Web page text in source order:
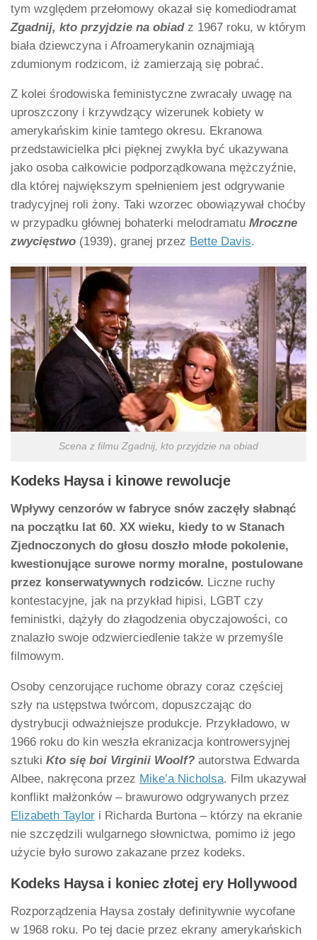
tym względem przełomowy okazał się komediodramat
Zgadnij, kto przyjdzie na obiadz 1967 roku, w którym
biała dziewczyna i Afroamerykanin oznajmiają
zdumionym rodzicom, iż zamierzają się pobrać.
Z kolei środowiska feministyczne zwracały uwagę na
uproszczony i krzywdzący wizerunek kobiety w
amerykańskim kinie tamtego okresu. Ekranowa
przedstawicielka płci pięknej zwykła być ukazywana
jako osoba całkowicie podporządkowana mężczyźnie,
dla której największym spełnieniem jest odgrywanie
tradycyjnej roli żony. Taki wzorzec obowiązywał choćby
w przypadku głównej bohaterki melodramatu Mroczne
zwycięstwo (1939), granej przez Bette Davis.
Scena z filmu Zgadnij, kto przyjdzie na obiad
Kodeks Haysa i kinowe rewolucje
Wpływy cenzorów w fabryce snów zaczęły słabnąć
na początku lat 60. XX wieku, kiedy to w Stanach
Zjednoczonych do głosu doszło młode pokolenie,
kwestionujące surowe normy moralne, postulowane
przez konserwatywnych rodziców. Liczne ruchy
kontestacyjne, jak na przykład hipisi, LGBT czy
feministki, dążyły do złagodzenia obyczajowości, co
znalazło swoje odzwierciedlenie także w przemyśle
filmowym.
Osoby cenzorujące ruchome obrazy coraz częściej
szły na ustępstwa twórcom, dopuszczając do
dystrybucji odważniejsze produkcje. Przykładowo, w
1966 roku do kin weszła ekranizacja kontrowersyjnej
sztuki Kto się boi Virginii Woolf? autorstwa Edwarda
Albee, nakręcona przez Mike’a Nicholsa. Film ukazywał
konflikt małżonków – brawurowo odgrywanych przez
Elizabeth Taylor i Richarda Burtona – którzy na ekranie
nie szczędzili wulgarnego słownictwa, pomimo iż jego
użycie było surowo zakazane przez kodeks.
Kodeks Haysa i koniec złotej ery Hollywood
Rozporządzenia Haysa zostały definitywnie wycofane
w 1968 roku. Po tej dacie przez ekrany amerykańskich